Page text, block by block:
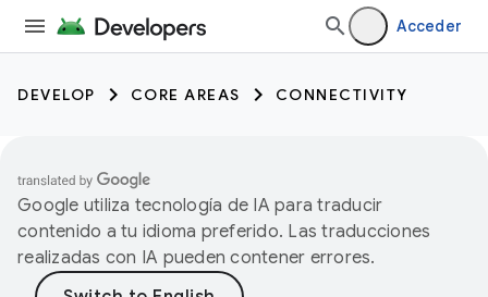
Acceder
DEVELOP CORE AREAS CONNECTIVITY
Google utiliza tecnología de IA para traducir
contenido a tu idioma preferido. Las traducciones
realizadas con IA pueden contener errores.